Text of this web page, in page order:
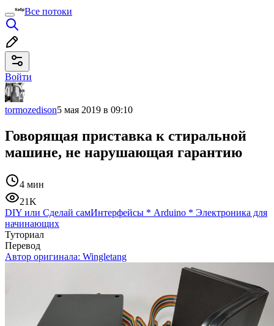
Все потоки
Войти
tormozedison5 мая 2019 в 09:10
Говорящая приставка к стиральной
машине, не нарушающая гарантию
4 мин
21K
DIY или Сделай самИнтерфейсы * Arduino * Электроника для
начинающих
Туториал
Перевод
Автор оригинала: Wingletang